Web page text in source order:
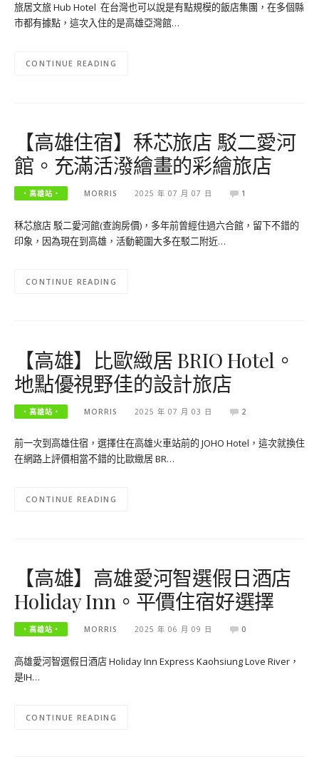
旅居文旅 Hub Hotel 在台灣也可以說是有點規模的飯店集團，在多個縣
市都有據點，這次入住的是高雄亞灣館…
CONTINUE READING
【高雄住宿】秝芯旅店 駁二愛河
館。充滿活潑繪畫的彩繪旅店
‧高雄站‧ MORRIS 2025 年 07 月 07 日 1
秝芯旅店 駁二愛河館(查詢房價)，多年前曾經住過六合館，留下不錯的
印象，因為現在到高雄，活動範圍大多在駁二附近…
CONTINUE READING
【高雄】比歐緻居 BRIO Hotel。
地點優視野佳的設計旅店
‧高雄站‧ MORRIS 2025 年 07 月 03 日 2
前一次到高雄住宿，選擇住在高雄火車站前的 JOHO Hotel，這次就換住
在網路上評價相當不錯的比歐緻居 BR…
CONTINUE READING
【高雄】高雄愛河智選假日酒店
Holiday Inn。平價住宿好選擇
‧高雄站‧ MORRIS 2025 年 06 月 09 日 0
高雄愛河智選假日酒店 Holiday Inn Express Kaohsiung Love River，
是IH…
CONTINUE READING